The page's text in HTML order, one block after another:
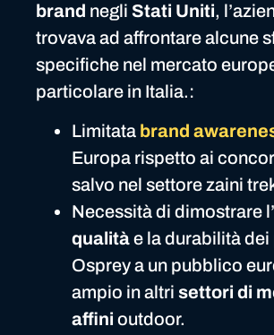
brand negli Stati Uniti,
trovava ad affrontare alcune
specifiche nel mercato
particolare in Italia.:
Limitata brand
Europa rispetto ai
salvo nel settore zaini
Necessità di dimostrare l’
qualitàe la durabilità dei
Osprey a un pubblico
ampio in altri settori di
affini outdoor.